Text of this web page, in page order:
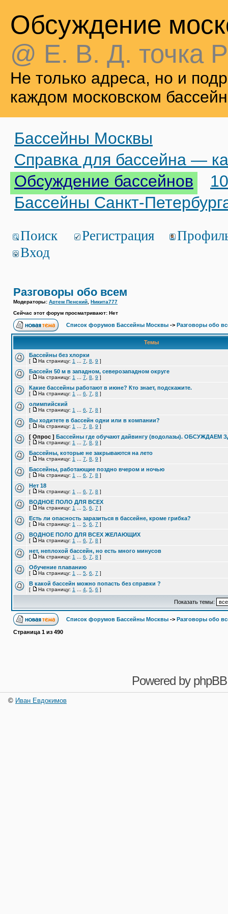
Обсуждение
@ Е. В. Д. точка
Не только адреса, но и
каждом московском
Бассейны Москвы
Справка для бассейна —
Обсуждение бассейнов
Бассейны Санкт-
Поиск Регистрация
Вход
Разговоры обо всем
Модераторы: Артем Пенский Никита777
Сейчас этот форум просматривают: Нет
Список форумов Бассейны Москвы -> Разговоры обо
Темы
Бассейны без хлорки
[ На страницу: 1 7 8 9 ]
Бассейн 50 м в западном, северозападном округе
[ На страницу: 1 7 8 9 ]
Какие бассейны работают в июне? Кто знает, подскажите.
[ На страницу: 1 6 7 8 ]
олимпийский
[ На страницу: 1 6 7 8 ]
Вы ходитете в бассейн одни или в компании?
[ На страницу: 1 7 8 9 ]
[ Опрос ] Бассейны где обучают дайвингу (водолазы). ОБСУЖДАЕМ
[ На страницу: 1 7 8 9 ]
Бассейны, которые не закрываются на лето
[ На страницу: 1 7 8 9 ]
Бассейны, работающие поздно вчером и ночью
[ На страницу: 1 6 7 8 ]
Нет 18
[ На страницу: 1 6 7 8 ]
ВОДНОЕ ПОЛО ДЛЯ ВСЕХ
[ На страницу: 1 5 6 7 ]
Есть ли опасность заразиться в бассейне, кроме грибка?
[ На страницу: 1 5 6 7 ]
ВОДНОЕ ПОЛО ДЛЯ ВСЕХ ЖЕЛАЮЩИХ
[ На страницу: 1 6 7 8 ]
нет, неплохой бассейн, но есть много минусов
[ На страницу: 1 6 7 8 ]
Обучение плаванию
[ На страницу: 1 5 6 7 ]
В какой бассейн можно попасть без справки ?
[ На страницу: 1 4 5 6 ]
Показать темы:
Список форумов Бассейны Москвы -> Разговоры обо
Страница 1 из 490
Powered by phpBB
© Иван Евдокимов